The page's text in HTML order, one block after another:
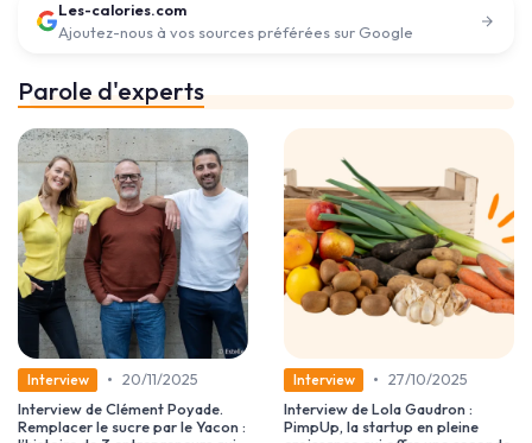
Les-calories.com
Ajoutez-nous à vos sources préférées sur Google
Parole d'experts
Interview • 20/11/2025
Interview de Clément Poyade.
Remplacer le sucre par le Yacon :
Interview • 27/10/2025
Interview de Lola Gaudron :
PimpUp, la startup en pleine